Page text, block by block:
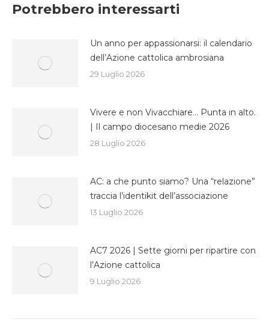
Potrebbero interessarti
Un anno per appassionarsi: il calendario
dell’Azione cattolica ambrosiana
29 Luglio 2026
Vivere e non Vivacchiare… Punta in alto.
| Il campo diocesano medie 2026
28 Luglio 2026
AC: a che punto siamo? Una “relazione”
traccia l’identikit dell’associazione
13 Luglio 2026
AC7 2026 | Sette giorni per ripartire con
l’Azione cattolica
9 Luglio 2026